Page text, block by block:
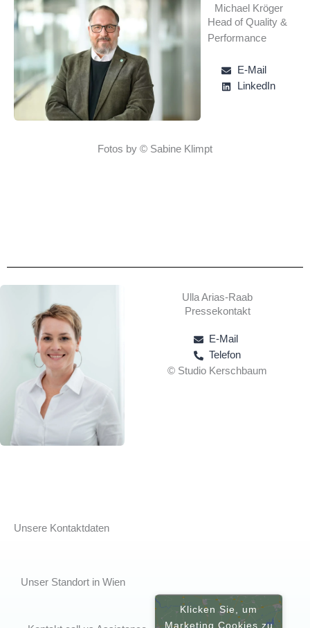
Michael Kröger
Head of Quality &
Performance
E-Mail
LinkedIn
Fotos by © Sabine Klimpt
Ulla Arias-Raab
Pressekontakt
E-Mail
Telefon
© Studio Kerschbaum
Unsere Kontaktdaten
Unser Standort in Wien
Klicken Sie, um
Marketing Cookies zu